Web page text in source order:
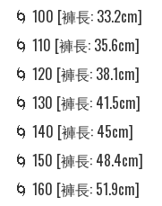
🌀 100 [褲長: 33.2cm]
🌀 110 [褲長: 35.6cm]
🌀 120 [褲長: 38.1cm]
🌀 130 [褲長: 41.5cm]
🌀 140 [褲長: 45cm]
🌀 150 [褲長: 48.4cm]
🌀 160 [褲長: 51.9cm]